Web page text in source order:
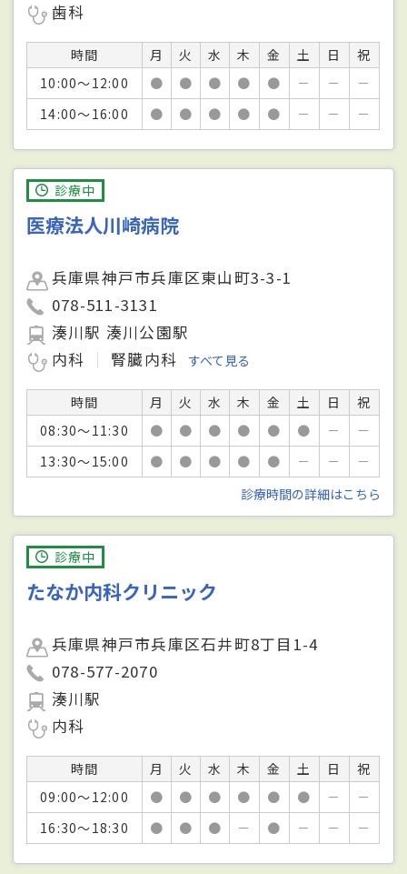
歯科
時間 月 火 水 木 金 土 日
祝
10:00～12:00
● ● ● ● ● － －
－
14:00～16:00
● ● ● ● ● － － －
診療中
医療法人川崎病院
兵庫県神戸市兵庫区東山町3-3-1
078-511-3131
湊川駅 湊川公園駅
内科
腎臓内科 すべて見る
時間 月 火 水 木 金 土 日
祝
08:30～11:30
● ● ● ● ● ● －
－
13:30～15:00
● ● ● ● ● － －
－
診療時間の詳細はこちら
診療中
たなか内科クリニック
兵庫県神戸市兵庫区石井町8丁目1-4
078-577-2070
湊川駅
内科
時間 月 火 水 木 金 土 日
祝
09:00～12:00
● ● ● ● ● ● －
－
16:30～18:30
● ● ● － ● － － －